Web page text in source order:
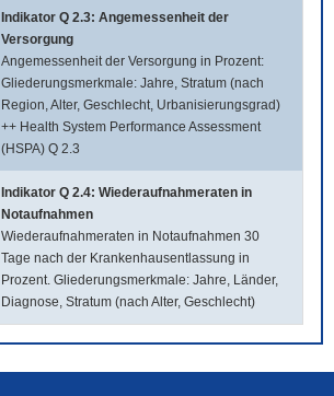
Indikator Q 2.3: Angemessenheit der
Versorgung
Angemessenheit der Versorgung in Prozent:
Gliederungsmerkmale: Jahre, Stratum (nach
Region, Alter, Geschlecht, Urbanisierungsgrad)
++ Health System Performance Assessment
(HSPA) Q 2.3
Indikator Q 2.4: Wiederaufnahmeraten in
Notaufnahmen
Wiederaufnahmeraten in Notaufnahmen 30
Tage nach der Krankenhausentlassung in
Prozent. Gliederungsmerkmale: Jahre, Länder,
Diagnose, Stratum (nach Alter, Geschlecht)